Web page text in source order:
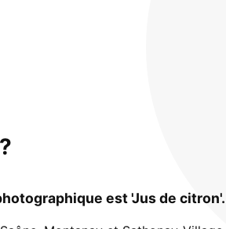
est 'Jus de citron'.